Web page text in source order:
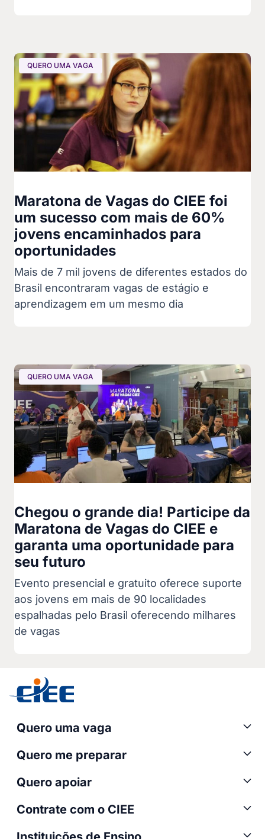
QUERO UMA VAGA
Maratona de Vagas do CIEE foi
um sucesso com mais de 60%
jovens encaminhados para
oportunidades
Mais de 7 mil jovens de diferentes estados do
Brasil encontraram vagas de estágio e
aprendizagem em um mesmo dia
QUERO UMA VAGA
Chegou o grande dia! Participe da
Maratona de Vagas do CIEE e
garanta uma oportunidade para
seu futuro
Evento presencial e gratuito oferece suporte
aos jovens em mais de 90 localidades
espalhadas pelo Brasil oferecendo milhares
de vagas
Quero uma vaga
Quero me preparar
Quero apoiar
Contrate com o CIEE